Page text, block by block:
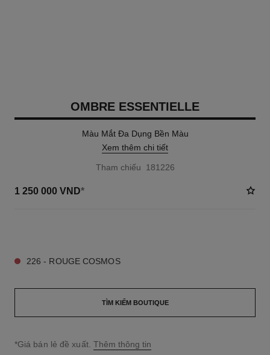
OMBRE ESSENTIELLE
Màu Mắt Đa Dụng Bền Màu
Xem thêm chi tiết
Tham chiếu 181226
1 250 000 VND*
226 - ROUGE COSMOS
TÌM KIẾM BOUTIQUE
↩
*Giá bán lẻ đề xuất. Thêm thông tin